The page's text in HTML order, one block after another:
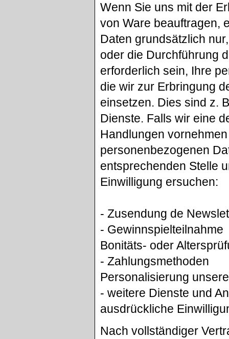
Wenn Sie uns mit der
von Ware beauftragen,
Daten grundsätzlich
oder die Durchführung
erforderlich sein, Ihre
die wir zur Erbringung
einsetzen. Dies sind z.
Dienste. Falls wir eine
Handlungen
personenbezogenen
entsprechenden Stelle
Einwilligung ersuchen:
- Zusendung de
- Gewinnspielteilnahme
Bonitäts- oder
- Zahlungsmethoden
Personalisierung
- weitere Dienste und
ausdrückliche
Nach vollständiger